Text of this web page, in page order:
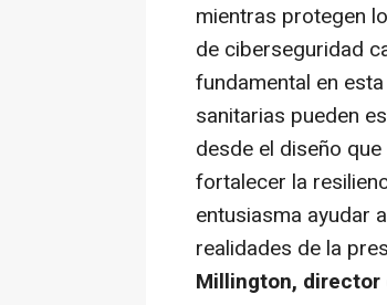
mientras protegen
de ciberseguridad
fundamental en
sanitarias pueden
desde el diseño
fortalecer la
entusiasma ayudar
realidades de la
Millington, director